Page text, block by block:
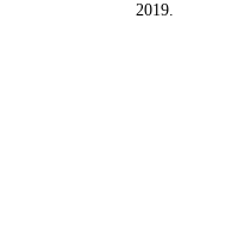
2019.